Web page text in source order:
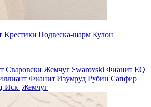
Крестики Подвеска-шарм Кулон
Сваровски Жемчуг Swarovski Фианит EQ
Фианит Изумруд Рубин Сапфир
Иск. Жемчуг